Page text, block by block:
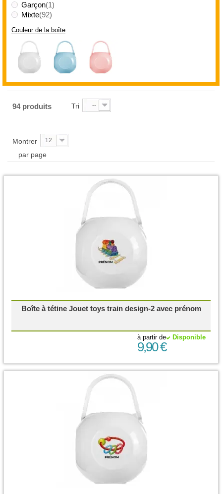
Garçon(1)
Mixte(92)
Couleur de la boîte
94 produits Tri --
Montrer 12
par page
Boîte à tétine Jouet toys train design-2 avec prénom
Disponible
à partir de
9,90 €